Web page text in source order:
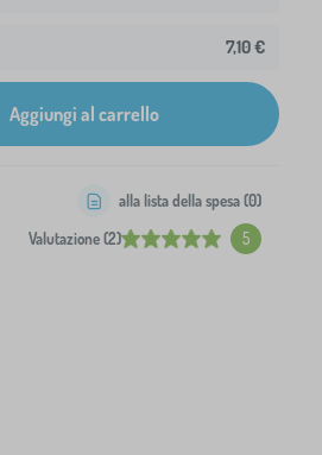
7,10 €
Aggiungi al carrello
Valutazione (2) 5
alla lista della spesa (0)